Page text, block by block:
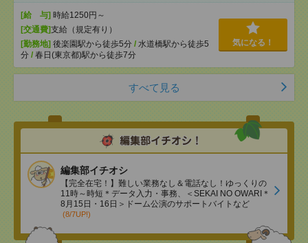
[給 与] 時給1250円～
[交通費]支給（規定有り）
[勤務地] 後楽園駅から徒歩5分 / 水道橋駅から徒歩5
分 / 春日(東京都)駅から徒歩7分
気になる！
すべて見る
編集部イチオシ
【完全在宅！】難しい業務なし＆電話なし！ゆっくりの
11時～時短＊データ入力・事務、＜SEKAI NO OWARI＊
8月15日・16日＞ドーム公演のサポートバイトなど
(8/7UP!)